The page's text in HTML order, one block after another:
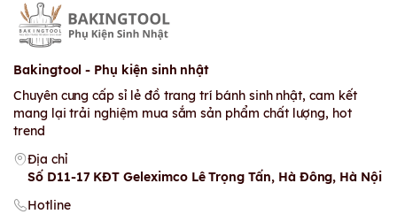
Bakingtool - Phụ kiện sinh nhật
Chuyên cung cấp sỉ lẻ đồ trang trí bánh sinh nhật, cam kết
mang lại trải nghiệm mua sắm sản phẩm chất lượng, hot
trend
Địa chỉ
Số D11-17 KĐT Geleximco Lê Trọng Tấn, Hà Đông, Hà Nội
Hotline